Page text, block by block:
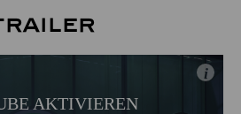
AKTIVIEREN
i